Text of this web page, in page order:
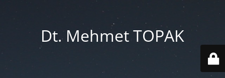
Dt. Mehmet TOPAK